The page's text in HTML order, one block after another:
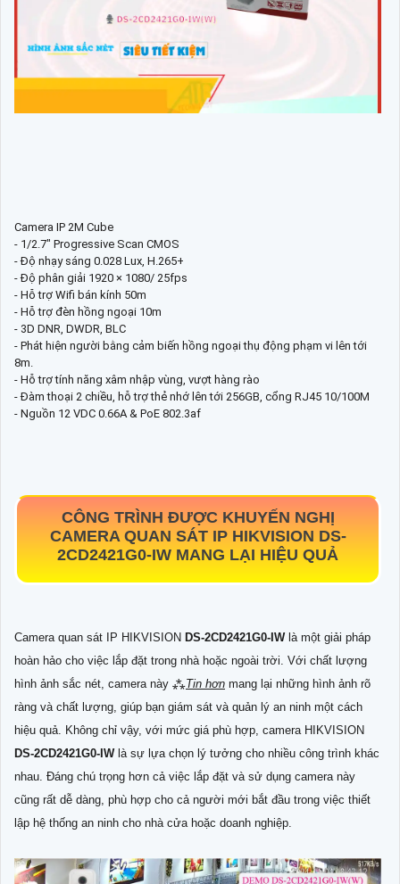
Camera IP 2M Cube
- 1/2.7" Progressive Scan CMOS
- Độ nhạy sáng 0.028 Lux, H.265+
- Độ phân giải 1920 × 1080/ 25fps
- Hỗ trợ Wifi bán kính 50m
- Hỗ trợ đèn hồng ngoại 10m
- 3D DNR, DWDR, BLC
- Phát hiện người bằng cảm biến hồng ngoại thụ động phạm vi lên tới
8m.
- Hỗ trợ tính năng xâm nhập vùng, vượt hàng rào
- Đàm thoại 2 chiều, hỗ trợ thẻ nhớ lên tới 256GB, cổng RJ45 10/100M
- Nguồn 12 VDC 0.66A & PoE 802.3af
CÔNG TRÌNH ĐƯỢC KHUYẾN NGHỊ
CAMERA QUAN SÁT IP HIKVISION DS-
2CD2421G0-IW MANG LẠI HIỆU QUẢ
Camera quan sát IP HIKVISION DS-2CD2421G0-IW là một giải pháp
hoàn hảo cho việc lắp đặt trong nhà hoặc ngoài trời. Với chất lượng
hình ảnh sắc nét, camera này ⁂Tin hơn mang lại những hình ảnh rõ
ràng và chất lượng, giúp bạn giám sát và quản lý an ninh một cách
hiệu quả. Không chỉ vậy, với mức giá phù hợp, camera HIKVISION
DS-2CD2421G0-IW là sự lựa chọn lý tưởng cho nhiều công trình khác
nhau. Đáng chú trọng hơn cả việc lắp đặt và sử dụng camera này
cũng rất dễ dàng, phù hợp cho cả người mới bắt đầu trong việc thiết
lập hệ thống an ninh cho nhà cửa hoặc doanh nghiệp.